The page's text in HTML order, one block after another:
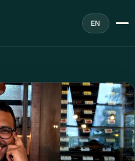
EN